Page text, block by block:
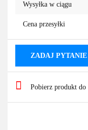
Wysyłka w ciągu
Cena przesyłki
ZADAJ PYTANIE
Pobierz produkt do